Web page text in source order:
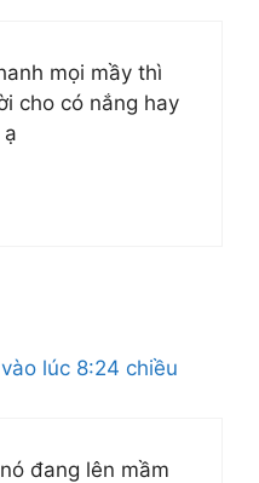
mọi mầy thì
cho có nắng hay
lúc 8:24 chiều
đang lên mầm